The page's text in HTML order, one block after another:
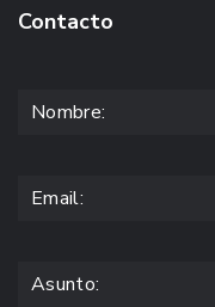
Contacto